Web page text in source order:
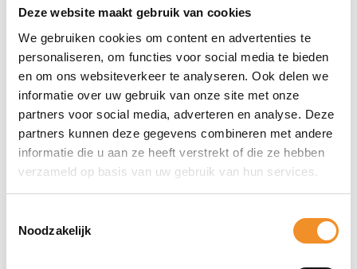
Deze website maakt gebruik van cookies
We gebruiken cookies om content en advertenties te
personaliseren, om functies voor social media te bieden
en om ons websiteverkeer te analyseren. Ook delen we
informatie over uw gebruik van onze site met onze
partners voor social media, adverteren en analyse. Deze
partners kunnen deze gegevens combineren met andere
informatie die u aan ze heeft verstrekt of die ze hebben
verzameld op basis van uw gebruik van hun services.
Noodzakelijk
EAN
6944284666962, 6944284667051
Direct erbij bestellen